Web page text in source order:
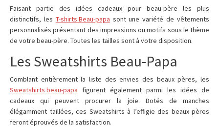
Faisant partie des idées cadeaux pour beau-père les plus
distinctifs, les T-shirts Beau-papa sont une variété de vêtements
personnalisés présentant des impressions ou motifs sous le thème
de votre beau-père. Toutes les tailles sont à votre disposition.
Les Sweatshirts Beau-Papa
Comblant entièrement la liste des envies des beaux pères, les
Sweatshirts beau-papa figurent également parmi les idées de
cadeaux qui peuvent procurer la joie. Dotés de manches
élégamment taillées, ces Sweatshirts à l’effigie des beaux pères
feront éprouvés de la satisfaction.